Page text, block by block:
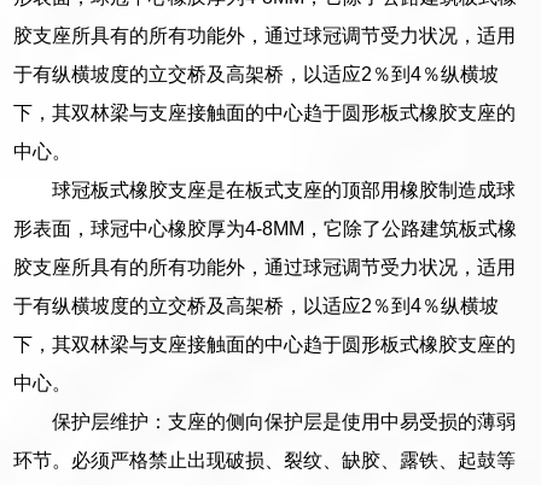
胶支座所具有的所有功能外，通过球冠调节受力状况，适用
于有纵横坡度的立交桥及高架桥，以适应2％到4％纵横坡
下，其双林梁与支座接触面的中心趋于圆形板式橡胶支座的
中心。
球冠板式橡胶支座是在板式支座的顶部用橡胶制造成球
形表面，球冠中心橡胶厚为4-8MM，它除了公路建筑板式橡
胶支座所具有的所有功能外，通过球冠调节受力状况，适用
于有纵横坡度的立交桥及高架桥，以适应2％到4％纵横坡
下，其双林梁与支座接触面的中心趋于圆形板式橡胶支座的
中心。
保护层维护：支座的侧向保护层是使用中易受损的薄弱
环节。必须严格禁止出现破损、裂纹、缺胶、露铁、起鼓等